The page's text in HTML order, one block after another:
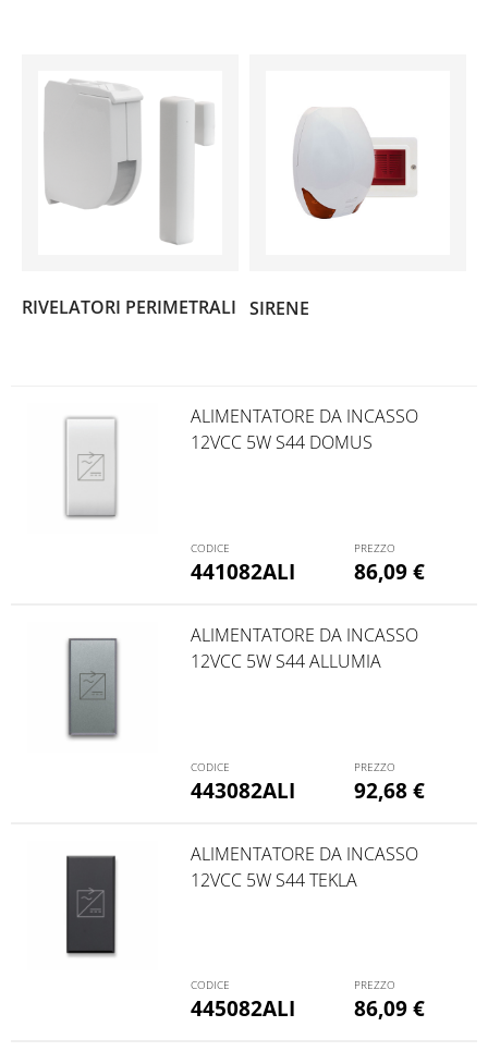
RIVELATORI PERIMETRALI SIRENE
441082ALI
ALIMENTATORE DA INCASSO
12VCC 5W S44 DOMUS
86,09€
443082ALI
ALIMENTATORE DA INCASSO
12VCC 5W S44 ALLUMIA
92,68€
445082ALI
ALIMENTATORE DA INCASSO
12VCC 5W S44 TEKLA
86,09€